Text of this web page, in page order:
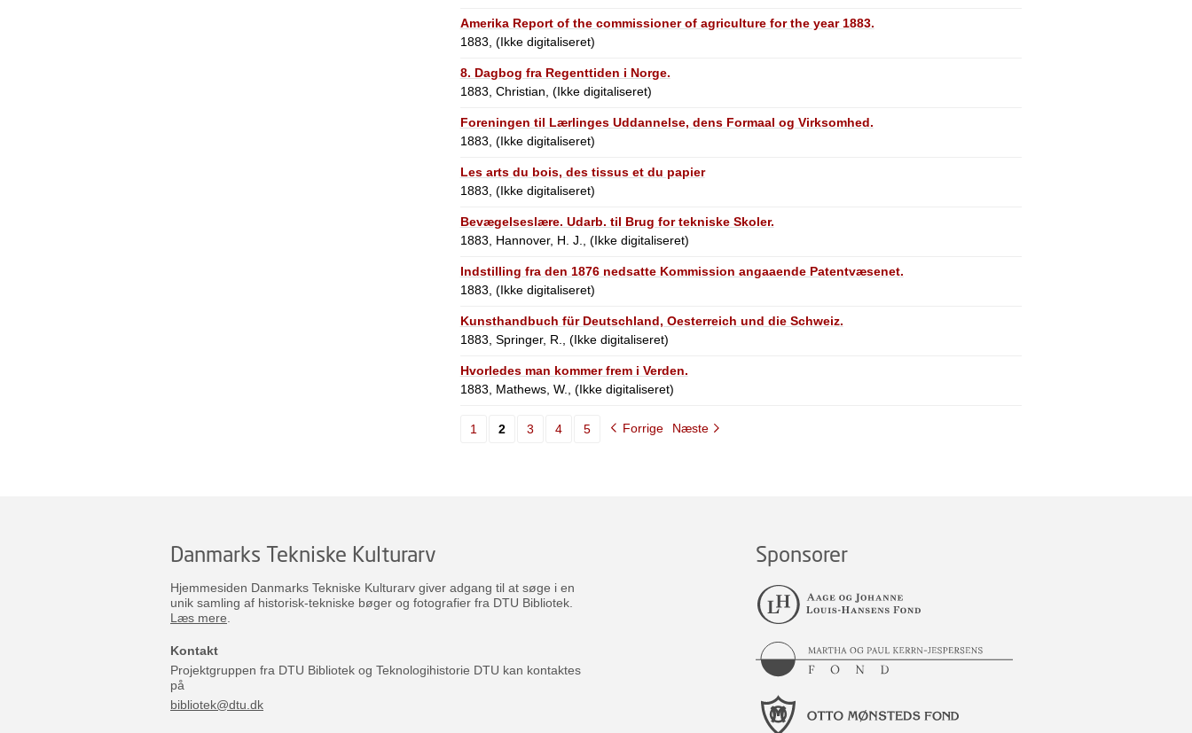
Amerika Report of the commissioner of agriculture for the year 1883.
1883, (Ikke digitaliseret)
8. Dagbog fra Regenttiden i Norge.
1883, Christian, (Ikke digitaliseret)
Foreningen til Lærlinges Uddannelse, dens Formaal og Virksomhed.
1883, (Ikke digitaliseret)
Les arts du bois, des tissus et du papier
1883, (Ikke digitaliseret)
Bevægelseslære. Udarb. til Brug for tekniske Skoler.
1883, Hannover, H. J., (Ikke digitaliseret)
Indstilling fra den 1876 nedsatte Kommission angaaende Patentvæsenet.
1883, (Ikke digitaliseret)
Kunsthandbuch für Deutschland, Oesterreich und die Schweiz.
1883, Springer, R., (Ikke digitaliseret)
Hvorledes man kommer frem i Verden.
1883, Mathews, W., (Ikke digitaliseret)
1 2 3 4 5 Forrige Næste
Danmarks Tekniske Kulturarv
Hjemmesiden Danmarks Tekniske Kulturarv giver adgang til at søge i en
unik samling af historisk-tekniske bøger og fotografier fra DTU Bibliotek.
Læs mere
Kontakt
Projektgruppen fra DTU Bibliotek og Teknologihistorie DTU kan kontaktes
på
bibliotek@dtu.dk
Sponsorer